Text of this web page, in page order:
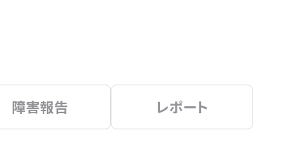
障害報告 レポート